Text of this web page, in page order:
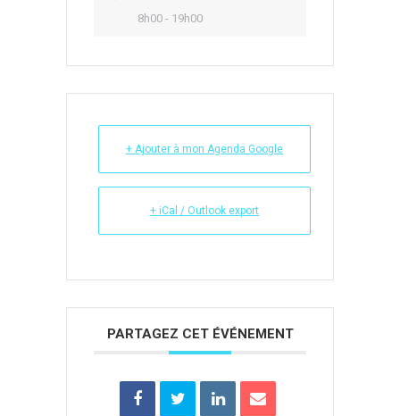
8h00 - 19h00
+ Ajouter à mon Agenda Google
+ iCal / Outlook export
PARTAGEZ CET ÉVÉNEMENT